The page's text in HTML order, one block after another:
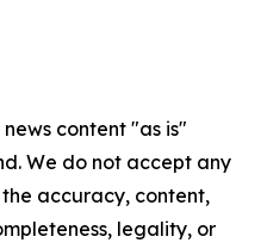
content "as is"
We do not accept any
accuracy, content,
legality, or